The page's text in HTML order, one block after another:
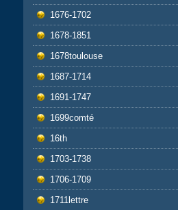
1676-1702
1678-1851
1678toulouse
1687-1714
1691-1747
1699comté
16th
1703-1738
1706-1709
1711lettre